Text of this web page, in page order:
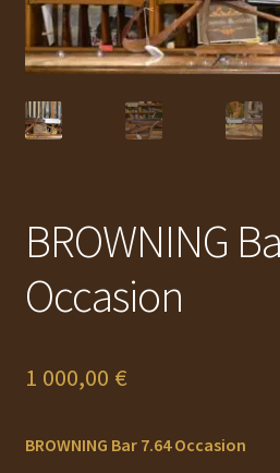
AUTO
BROWNING
Occasion
1 000,00 €
BROWNING Bar 7.64 Occasion